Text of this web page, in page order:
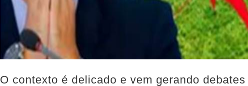
O contexto é delicado e vem gerando